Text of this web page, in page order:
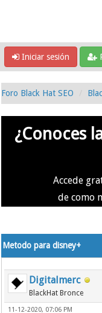
Iniciar sesión
Foro Black Hat SEO
¿Conoces
Accede
de como
Metodo para disney+
Digitalmerc
BlackHat Bronce
11-12-2020, 07:06 PM